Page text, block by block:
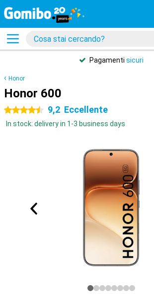
Pagamenti sicuri
Honor
Honor 600
4.5 stelle 9,2 Eccellente
In stock: delivery in 1-3 business days